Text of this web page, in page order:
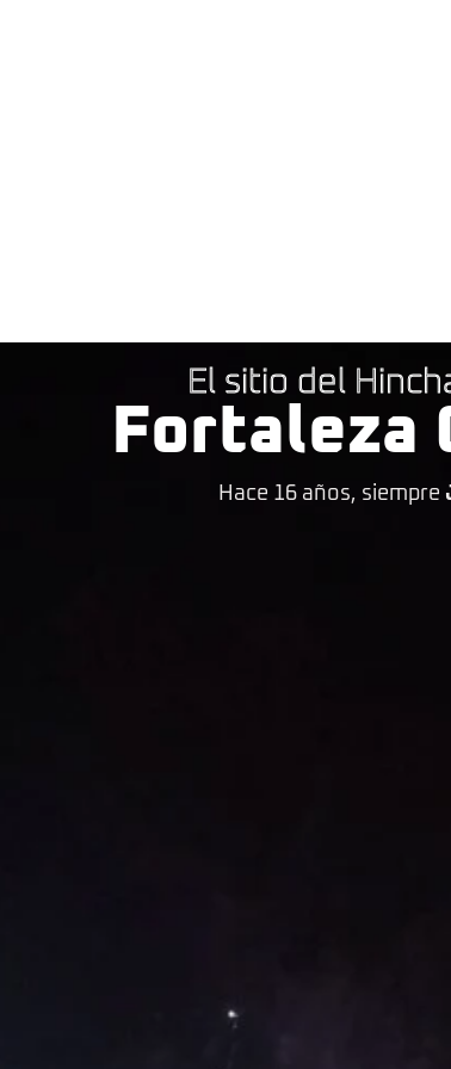
El sitio del
Fortaleza
Hace 16 años, siempre